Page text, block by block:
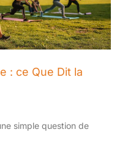
: ce Que Dit la
simple question de